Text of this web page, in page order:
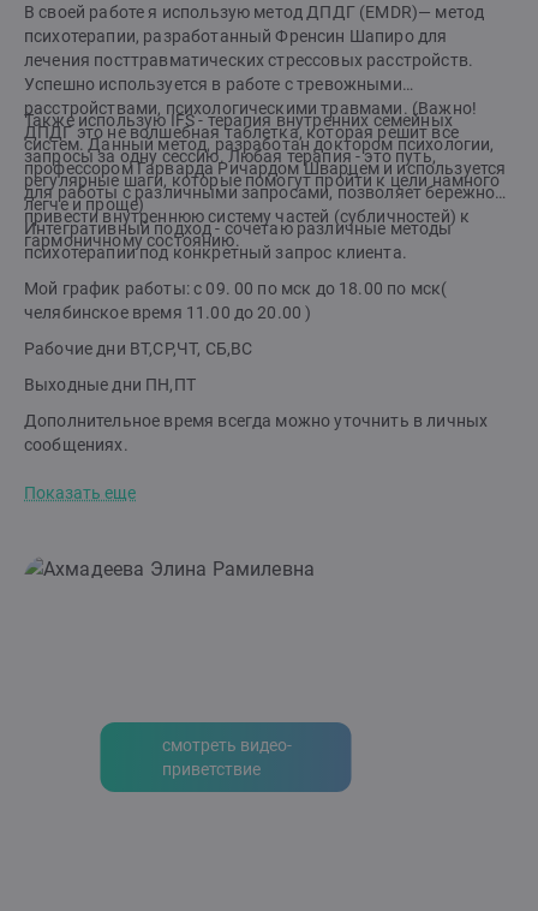
В своей работе я использую метод ДПДГ (EMDR)— метод
психотерапии, разработанный Френсин Шапиро для
лечения посттравматических стрессовых расстройств.
Успешно используется в работе с тревожными
расстройствами, психологическими травмами. (Важно!
ДПДГ это не волшебная таблетка, которая решит все
запросы за одну сессию. Любая терапия - это путь,
регулярные шаги, которые помогут пройти к цели намного
легче и проще)
Также использую IFS - терапия внутренних семейных
систем. Данный метод, разработан доктором психологии,
профессором Гарварда Ричардом Шварцем и используется
для работы с различными запросами, позволяет бережно
привести внутреннюю систему частей (субличностей) к
гармоничному состоянию.
Интегративный подход - сочетаю различные методы
психотерапии под конкретный запрос клиента.
Мой график работы: c 09. 00 по мск до 18.00 по мск(
челябинское время 11.00 до 20.00 )
Рабочие дни ВТ,СР,ЧТ, СБ,ВС
Выходные дни ПН,ПТ
Дополнительное время всегда можно уточнить в личных
сообщениях.
Показать еще
смотреть видео-
приветствие